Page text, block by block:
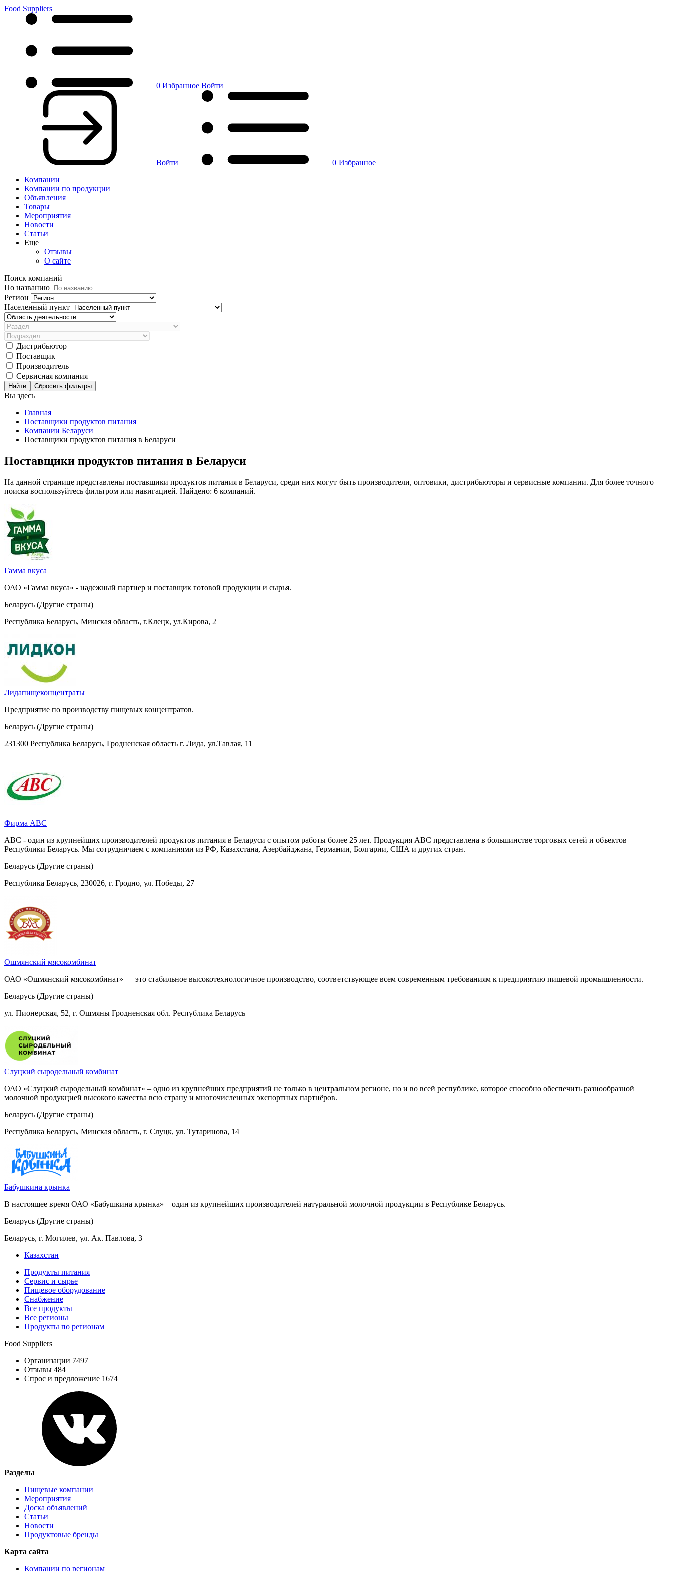
Food Suppliers
0 Избранное Войти
Войти 0 Избранное
Компании
Компании по продукции
Объявления
Товары
Мероприятия
Новости
Статьи
Еще
Отзывы
О сайте
Поиск компаний
По названию
Регион
Населенный пункт
Дистрибьютор
Поставщик
Производитель
Сервисная компания
Сбросить фильтры
Вы здесь
Главная
Поставщики продуктов питания
Компании Беларуси
Поставщики продуктов питания в Беларуси
Поставщики продуктов питания в Беларуси
На данной странице представлены поставщики продуктов питания в Беларуси, среди них могут быть производители, оптовики, дистрибьюторы и сервисные компании. Для более точного
поиска воспользуйтесь фильтром или навигацией. Найдено: 6 компаний.
Гамма вкуса
ОАО «Гамма вкуса» - надежный партнер и поставщик готовой продукции и сырья.
Беларусь (Другие страны)
Республика Беларусь, Минская область, г.Клецк, ул.Кирова, 2
Лидапищеконцентраты
Предприятие по производству пищевых концентратов.
Беларусь (Другие страны)
231300 Республика Беларусь, Гродненская область г. Лида, ул.Тавлая, 11
Фирма АВС
АВС - один из крупнейших производителей продуктов питания в Беларуси с опытом работы более 25 лет. Продукция АВС представлена в большинстве торговых сетей и объектов
Республики Беларусь. Мы сотрудничаем с компаниями из РФ, Казахстана, Азербайджана, Германии, Болгарии, США и других стран.
Беларусь (Другие страны)
Республика Беларусь, 230026, г. Гродно, ул. Победы, 27
Ошмянский мясокомбинат
ОАО «Ошмянский мясокомбинат» — это стабильное высокотехнологичное производство, соответствующее всем современным требованиям к предприятию пищевой промышленности.
Беларусь (Другие страны)
ул. Пионерская, 52, г. Ошмяны Гродненская обл. Республика Беларусь
Слуцкий сыродельный комбинат
ОАО «Слуцкий сыродельный комбинат» – одно из крупнейших предприятий не только в центральном регионе, но и во всей республике, которое способно обеспечить разнообразной
молочной продукцией высокого качества всю страну и многочисленных экспортных партнёров.
Беларусь (Другие страны)
Республика Беларусь, Минская область, г. Слуцк, ул. Тутаринова, 14
Бабушкина крынка
В настоящее время ОАО «Бабушкина крынка» – один из крупнейших производителей натуральной молочной продукции в Республике Беларусь.
Беларусь (Другие страны)
Беларусь, г. Могилев, ул. Ак. Павлова, 3
Казахстан
Продукты питания
Сервис и сырье
Пищевое оборудование
Снабжение
Все продукты
Все регионы
Продукты по регионам
Food Suppliers
Организации 7497
Отзывы 484
Спрос и предложение 1674
Разделы
Пищевые компании
Мероприятия
Доска объявлений
Статьи
Новости
Продуктовые бренды
Карта сайта
Компании по регионам